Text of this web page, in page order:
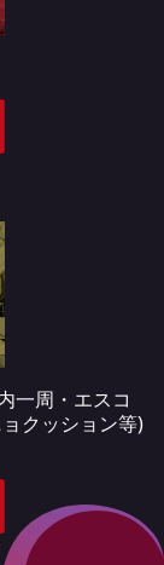
一周・エスコ
クッション等)